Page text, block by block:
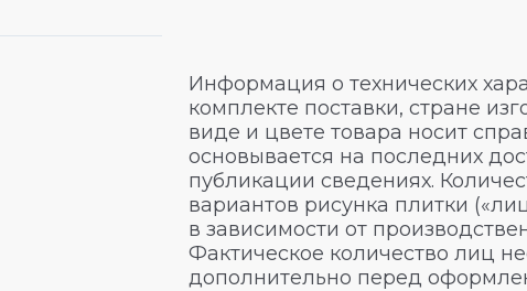
Информация о технических
комплекте поставки, стране
виде и цвете товара носит
основывается на последних
публикации сведениях.
вариантов рисунка плитки
в зависимости от
Фактическое количество лиц
дополнительно перед